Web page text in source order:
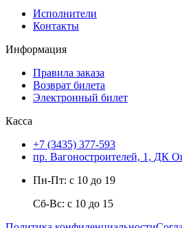
Исполнители
Контакты
Информация
Правила заказа
Возврат билета
Электронный билет
Касса
+7 (3435) 377-593
пр. Вагоностроителей, 1, ДК
Пн-Пт: с 10 до 19
Сб-Вс: с 10 до 15